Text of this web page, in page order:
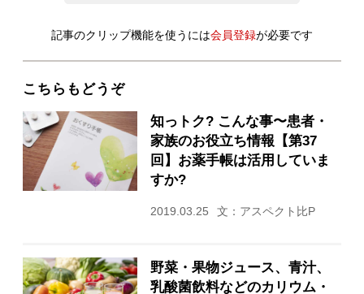
記事のクリップ機能を使うには会員登録が必要です
こちらもどうぞ
知っトク? こんな事〜患者・
家族のお役立ち情報【第37
回】お薬手帳は活用していま
すか?
2019.03.25 文：アスペクト比P
野菜・果物ジュース、青汁、
乳酸菌飲料などのカリウム・